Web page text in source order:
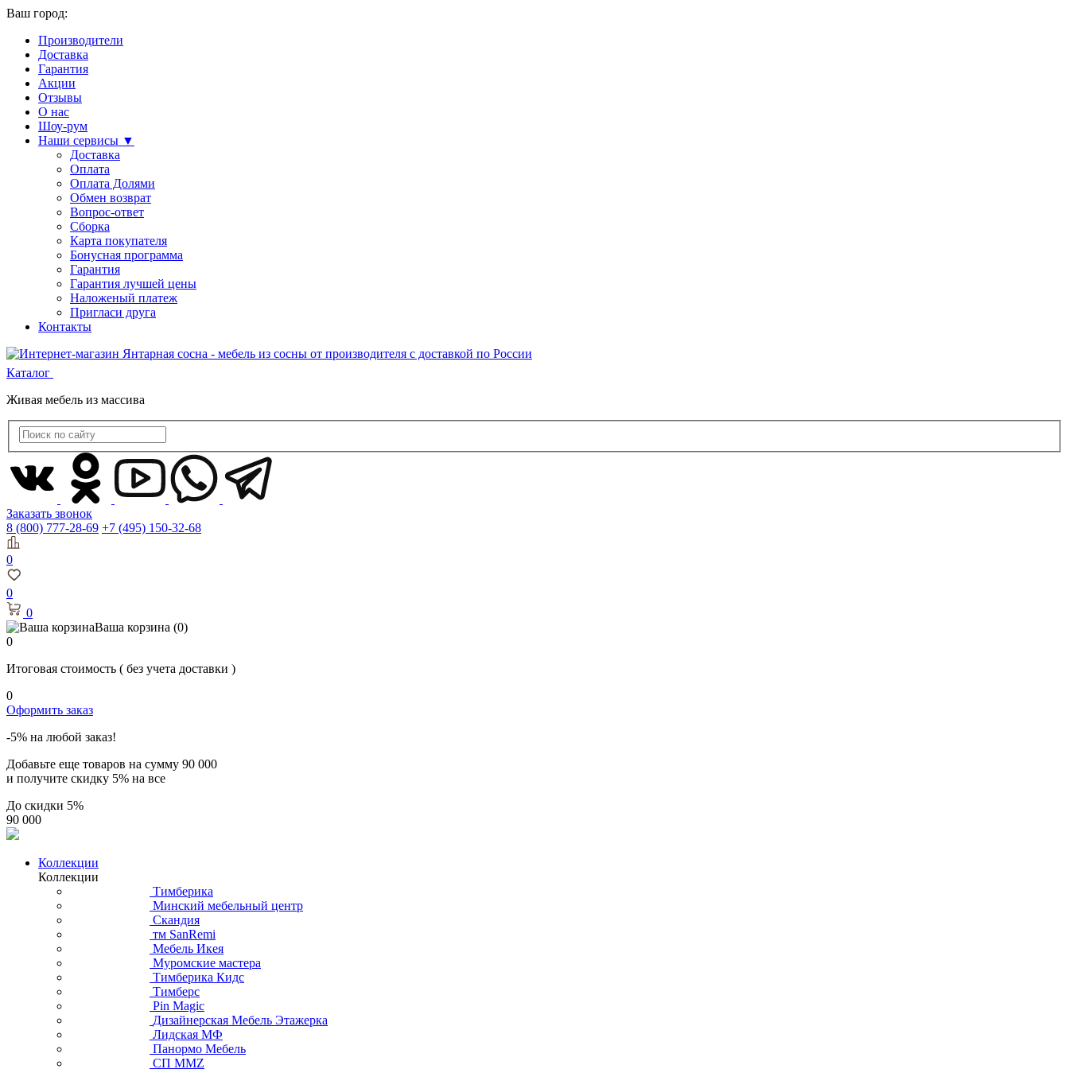
Ваш город:
Производители
Доставка
Гарантия
Акции
Отзывы
О нас
Шоу-рум
Наши сервисы ▼
Доставка
Оплата
Оплата Долями
Обмен возврат
Вопрос-ответ
Сборка
Карта покупателя
Бонусная программа
Гарантия
Гарантия лучшей цены
Наложеный платеж
Пригласи друга
Контакты
Каталог
Живая мебель из массива
Заказать звонок
8 (800) 777-28-69 +7 (495) 150-32-68
0
0
0
Ваша корзина (0)
0
Итоговая стоимость ( без учета доставки )
0
Оформить заказ
-5% на любой заказ!
Добавьте еще товаров на сумму 90 000
и получите скидку 5% на все
До скидки 5%
90 000
Коллекции
Коллекции
Тимберика
Минский мебельный центр
Скандия
тм SanRemi
Мебель Икея
Муромские мастера
Тимберика Кидс
Тимберс
Pin Magic
Дизайнерская Мебель Этажерка
Лидская МФ
Панормо Мебель
СП ММZ